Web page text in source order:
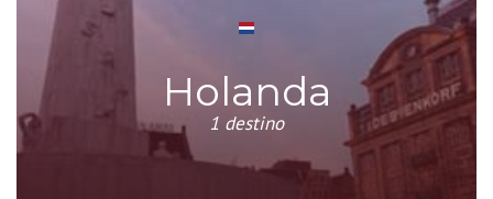
Holanda
1 destino